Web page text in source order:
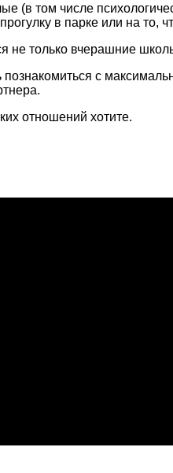
(в том числе
в парке или на то,
не только вчерашние
с
отношений хотите.